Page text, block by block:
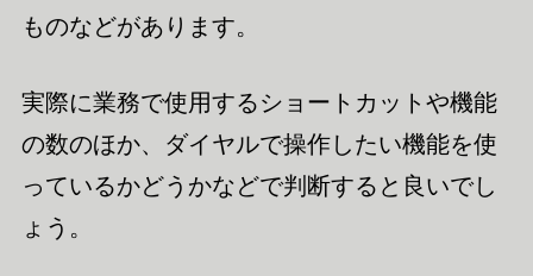
ものなどがあります。
実際に業務で使用するショートカットや機能
の数のほか、ダイヤルで操作したい機能を使
っているかどうかなどで判断すると良いでし
ょう。